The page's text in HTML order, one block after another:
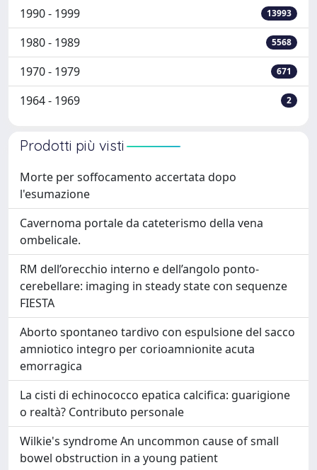
1990 - 1999 13993
1980 - 1989 5568
1970 - 1979 671
1964 - 1969 2
Prodotti più visti
Morte per soffocamento accertata dopo
l'esumazione
Cavernoma portale da cateterismo della vena
ombelicale.
RM dell’orecchio interno e dell’angolo ponto-
cerebellare: imaging in steady state con sequenze
FIESTA
Aborto spontaneo tardivo con espulsione del sacco
amniotico integro per corioamnionite acuta
emorragica
La cisti di echinococco epatica calcifica: guarigione
o realtà? Contributo personale
Wilkie's syndrome An uncommon cause of small
bowel obstruction in a young patient